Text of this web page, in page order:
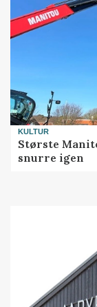
KULTUR
Største
snurre igen